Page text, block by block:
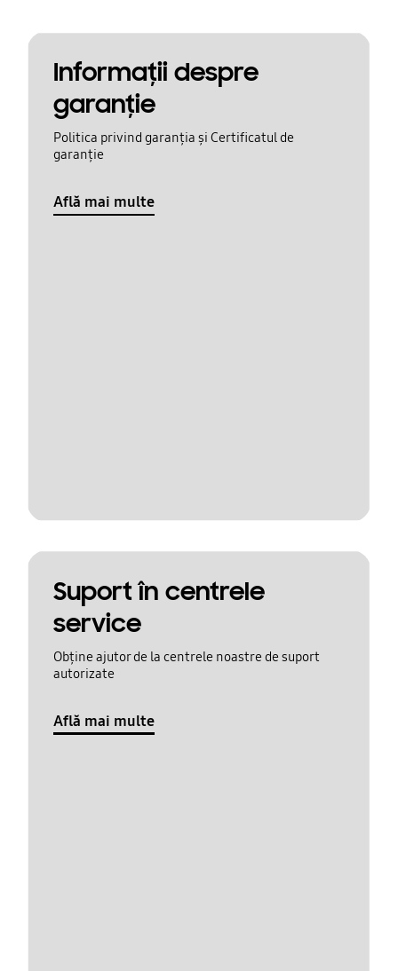
Informaţii despre
garanţie
Politica privind garanția și Certificatul de
garanție
Află mai multe
Suport în centrele
service
Obține ajutor de la centrele noastre de suport
autorizate
Află mai multe